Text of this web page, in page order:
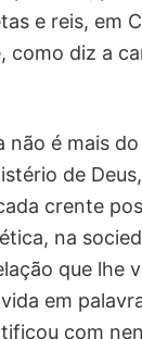
e reis, em
como diz a
não é mais
de
crente
na
que lhe
em
com